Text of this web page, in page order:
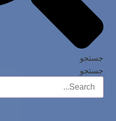
جستجو
جستجو